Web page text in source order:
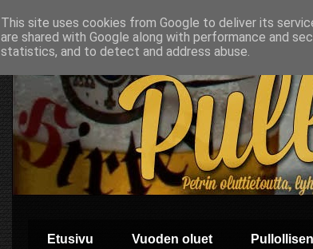
Etusivu Vuoden oluet
This site uses cookies from Google to deliver its
are shared with Google along with performance and
statistics, and to detect and address abuse.